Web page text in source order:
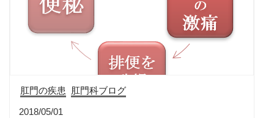
肛門の疾患 肛門科ブログ
2018/05/01